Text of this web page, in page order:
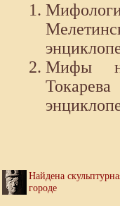
Мифы
Найдена
городе